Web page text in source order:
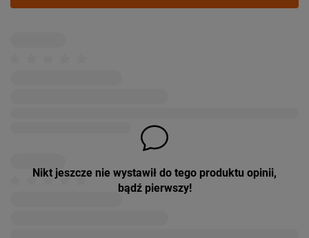
Nikt jeszcze nie wystawił do tego produktu opinii,
bądź pierwszy!